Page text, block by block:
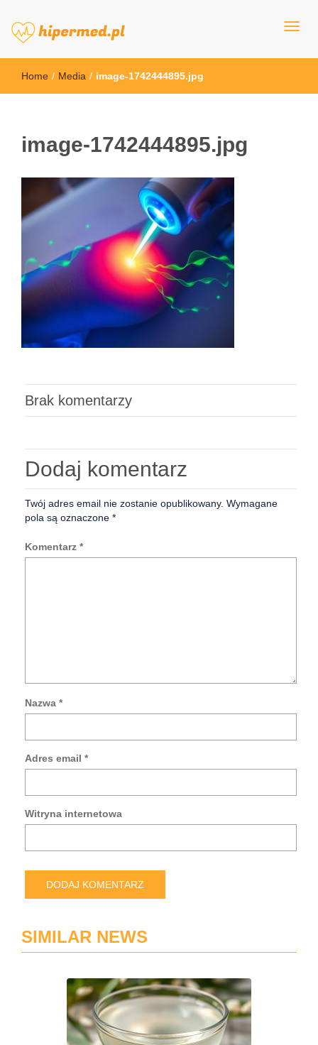
hipermed.pl
Home / Media / image-1742444895.jpg
image-1742444895.jpg
Brak komentarzy
Dodaj komentarz
Twój adres email nie zostanie opublikowany. Wymagane
pola są oznaczone *
Komentarz *
Nazwa *
Adres email *
Witryna internetowa
SIMILAR NEWS